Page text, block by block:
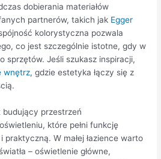
dobierania materiałów
partnerów, takich jak Egger
kolorystyczna pozwala
co jest szczególnie istotne, gdy w
sprzętów. Jeśli szukasz inspiracji,
wnętrz, gdzie estetyka łączy się z
budujący przestrzeń
które pełni funkcję
W małej łazience warto
– oświetlenie główne,